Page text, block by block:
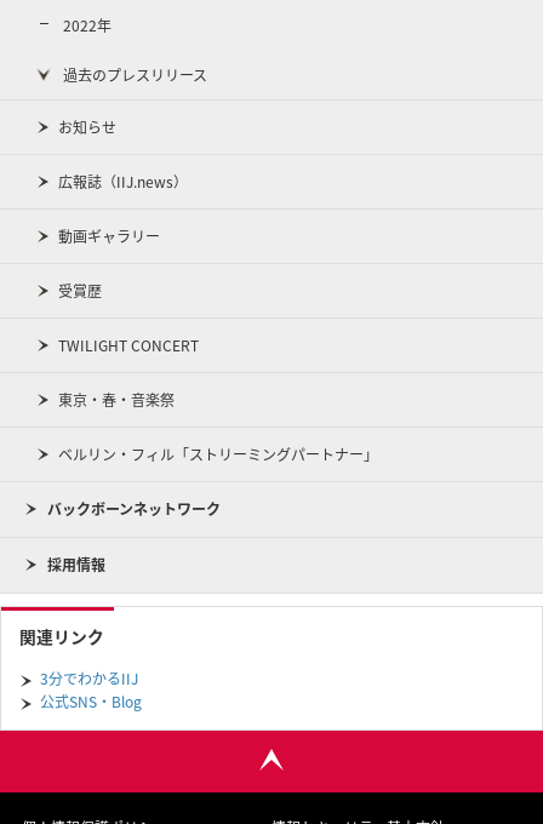
2022年
過去のプレスリリース
お知らせ
広報誌（IIJ.news）
動画ギャラリー
受賞歴
TWILIGHT CONCERT
東京・春・音楽祭
ベルリン・フィル「ストリーミングパートナー」
バックボーンネットワーク
採用情報
関連リンク
3分でわかるIIJ
公式SNS・Blog